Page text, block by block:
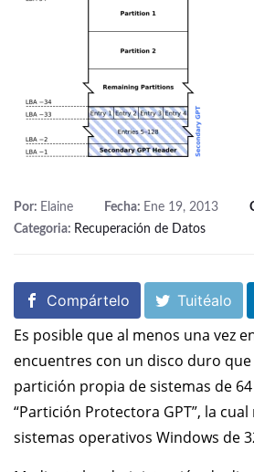
Por: Elaine Fecha: Ene 19, 2013
Categoria: Recuperación de Datos
Compártelo Tuitéalo
Es posible que al menos una vez
encuentres con un disco duro
partición propia de sistemas de
“Partición Protectora GPT”, la
sistemas operativos Windows de